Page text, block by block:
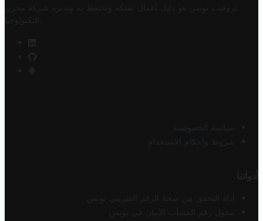
تروفيت تونس هو دليل أعمال تملكه وتحتفظ به وتديره
شركة مخزن
التكنولوجيا
سياسة الخصوصية
شروط وأحكام الاستخدام
أدواتنا
أداة التحقق من صحة الرقم الضريبي تونس
محول رقم الحساب الآيبان في تونس